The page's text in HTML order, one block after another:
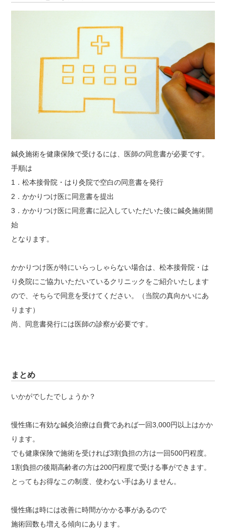
鍼灸施術を健康保険で受けるには、医師の同意書が必要です。
手順は
1．松本接骨院・はり灸院で空白の同意書を発行
2．かかりつけ医に同意書を提出
3．かかりつけ医に同意書に記入していただいた後に鍼灸施術開
始
となります。
かかりつけ医が特にいらっしゃらない場合は、松本接骨院・は
り灸院にご協力いただいているクリニックをご紹介いたします
ので、そちらで同意を受けてください。（当院の真向かいにあ
ります）
尚、同意書発行には医師の診察が必要です。
まとめ
いかがでしたでしょうか？
慢性痛に有効な鍼灸治療は自費であれば一回3,000円以上はかか
ります。
でも健康保険で施術を受ければ3割負担の方は一回500円程度。
1割負担の後期高齢者の方は200円程度で受ける事ができます。
とってもお得なこの制度、使わない手はありません。
慢性痛は時には改善に時間がかかる事があるので
施術回数も増える傾向にあります。